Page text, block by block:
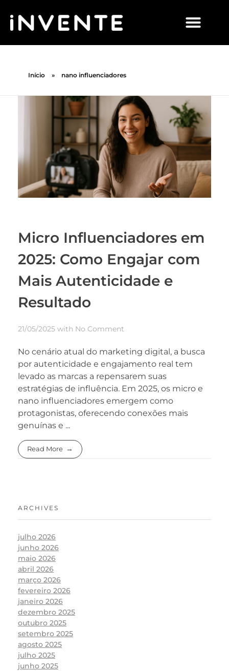
Início » nano influenciadores
Micro Influenciadores em
2025: Como Engajar com
Mais Autenticidade e
Resultado
21/05/2025 with No Comment
No cenário atual do marketing digital, a busca
por autenticidade e engajamento real tem
levado as marcas a repensarem suas
estratégias de influência. Em 2025, os micro e
nano influenciadores emergem como
protagonistas, oferecendo conexões mais
genuínas e ...
Read More
ARCHIVES
julho 2026
junho 2026
maio 2026
abril 2026
março 2026
fevereiro 2026
janeiro 2026
dezembro 2025
outubro 2025
setembro 2025
agosto 2025
julho 2025
junho 2025